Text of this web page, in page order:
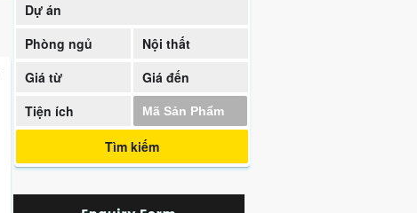
Dự án
Phòng ngủ
Nội thất
Giá từ
Giá đến
Tiện ích